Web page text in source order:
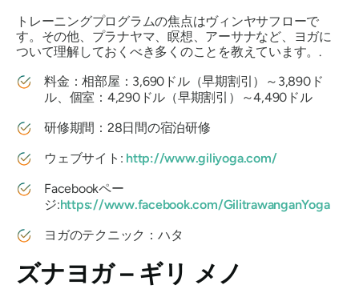
トレーニングプログラムの焦点はヴィンヤサフローで
す。その他、プラナヤマ、瞑想、アーサナなど、ヨガに
ついて理解しておくべき多くのことを教えています。.
料金：相部屋：3,690ドル（早期割引）～3,890ド
ル、個室：4,290ドル（早期割引）～4,490ドル
研修期間：28日間の宿泊研修
ウェブサイト: http://www.giliyoga.com/
Facebookペー
ジ:https://www.facebook.com/GilitrawanganYoga
ヨガのテクニック：ハタ
ズナヨガ – ギリ メノ